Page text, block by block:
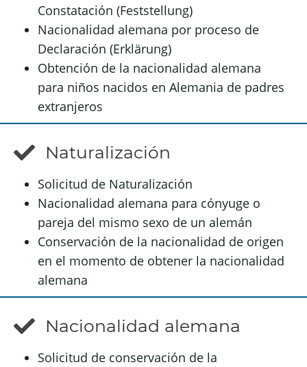
Constatación (Feststellung)
Nacionalidad alemana por proceso de
Declaración (Erklärung)
Obtención de la nacionalidad alemana
para niños nacidos en Alemania de padres
extranjeros
Naturalización
Solicitud de Naturalización
Nacionalidad alemana para cónyuge o
pareja del mismo sexo de un alemán
Conservación de la nacionalidad de origen
en el momento de obtener la nacionalidad
alemana
Nacionalidad alemana
Solicitud de conservación de la